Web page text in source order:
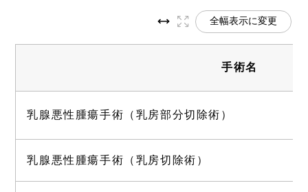
全幅表示に変更
手術名
乳腺悪性腫瘍手術（乳房部分切除術）
乳腺悪性腫瘍手術（乳房切除術）